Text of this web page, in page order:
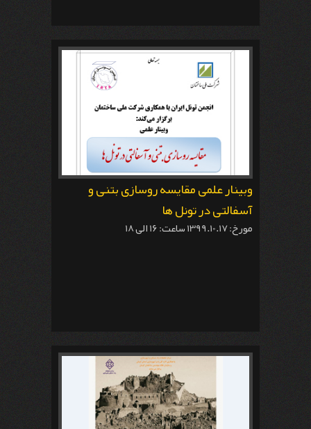
وبینار علمی مقایسه روسازی بتنی و
آسفالتی در تونل ها
مورخ: 1399.10.17 ساعت: 16 الی 18